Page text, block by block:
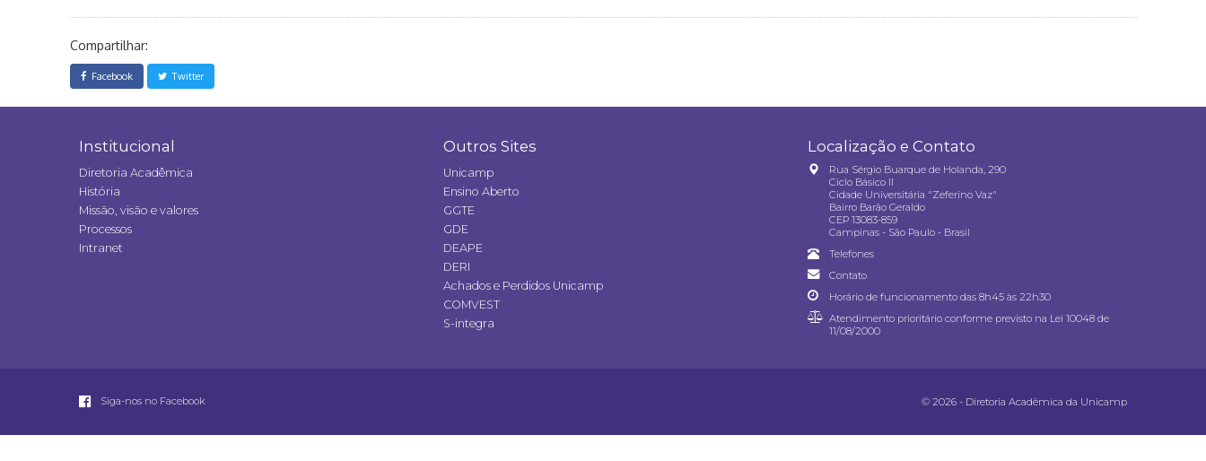
Compartilhar:
Facebook Twitter
Institucional
Diretoria Acadêmica
História
Missão, visão e valores
Processos
Intranet
Outros Sites
Unicamp
Ensino Aberto
GGTE
GDE
DEAPE
DERI
Achados e Perdidos Unicamp
COMVEST
S-integra
Localização e Contato
Rua Sérgio Buarque de Holanda, 290
Ciclo Básico II
Cidade Universitária "Zeferino Vaz"
Bairro Barão Geraldo
CEP 13083-859
Campinas - São Paulo - Brasil
Telefones
Contato
Horário de funcionamento das 8h45 às 22h30
Atendimento prioritário conforme previsto na Lei 10048 de
11/08/2000
Siga-nos no Facebook © 2026 - Diretoria Acadêmica da Unicamp